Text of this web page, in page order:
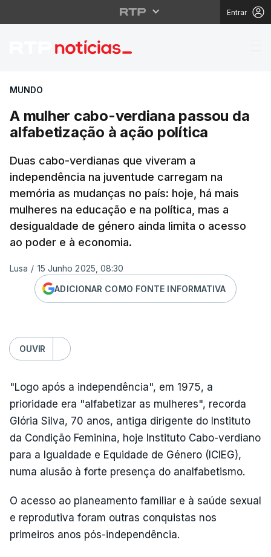
Entrar
A mulher cabo-
MUNDO
A mulher cabo-verdiana passou da
alfabetização à ação política
Duas cabo-verdianas que viveram a
independência na juventude carregam na
memória as mudanças no país: hoje, há mais
mulheres na educação e na política, mas a
desigualdade de género ainda limita o acesso
ao poder e à economia.
Lusa / 15 Junho 2025, 08:30
ADICIONAR COMO FONTE INFORMATIVA
OUVIR
"Logo após a independência", em 1975, a
prioridade era "alfabetizar as mulheres", recorda
Glória Silva, 70 anos, antiga dirigente do Instituto
da Condição Feminina, hoje Instituto Cabo-verdiano
para a Igualdade e Equidade de Género (ICIEG),
numa alusão à forte presença do analfabetismo.
O acesso ao planeamento familiar e à saúde sexual
e reprodutiva foram outras conquistas nos
primeiros anos pós-independência.